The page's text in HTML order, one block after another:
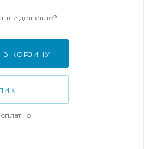
дешевле?
В КОРЗИНУ